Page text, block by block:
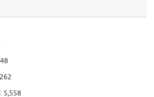
48
262
5,558